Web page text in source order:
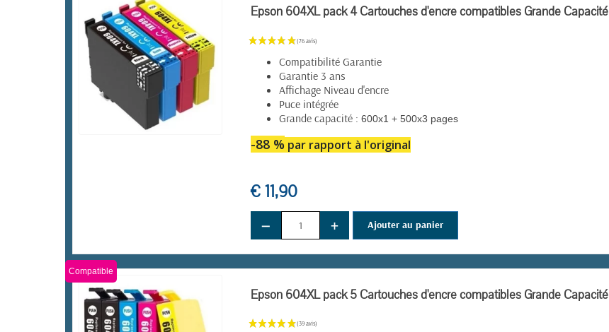
Epson 604XL pack 4 Cartouches d'encre compatibles Grande Capacité
Compatibilité Garantie
Garantie 3 ans
Affichage Niveau d'encre
Puce intégrée
Grande capacité : 600x1 + 500x3 pages
-88 % par rapport à l'original
€ 11,90
− + Ajouter au panier
Compatible
Epson 604XL pack 5 Cartouches d'encre compatibles Grande Capacité